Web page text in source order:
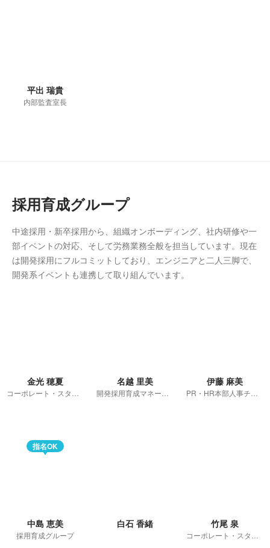
平出 瑞貴
内部監査室長
採用育成グループ
中途採用・新卒採用から、組織オンボーディング、社内研修や一
部イベントの対応、そして労務業務全般を担当しています。現在
は開発採用にフルコミットしており、エンジニアと二人三脚で、
開発系イベントも連携して取り組んでいます。
金光 穂夏 名越 里美 伊藤 麻美
指名OK
中島 恵美
採用育成グループ
白石 香緒 竹尾 泉